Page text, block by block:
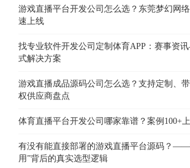
游戏直播平台开发公司怎么选？东莞梦幻网
速上线
找专业软件开发公司定制体育APP：赛事资
式解决方案
游戏直播成品源码公司怎么选？支持定制、
权供应商盘点
体育直播平台开发公司哪家靠谱？案例100+
有没有能直接部署的游戏直播平台源码？——
用”背后的真实选型逻辑